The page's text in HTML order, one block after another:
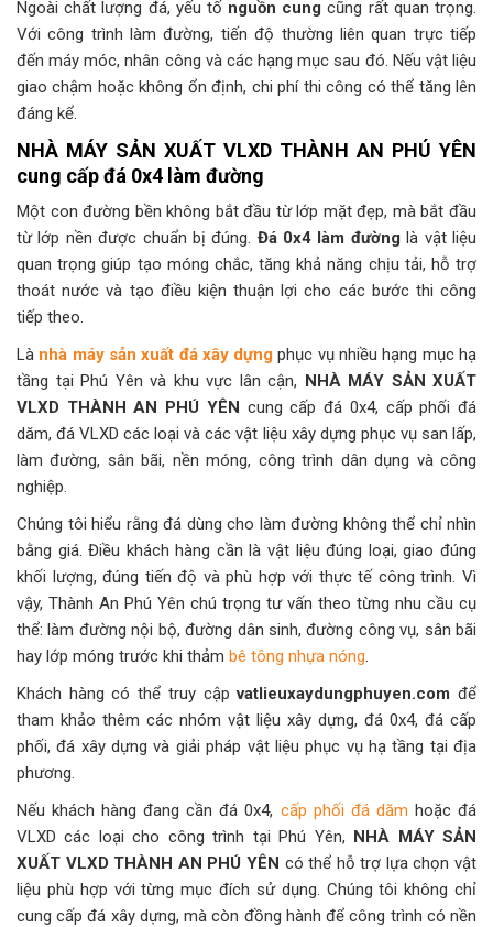
Ngoài chất lượng đá, yếu tố nguồn cung cũng rất quan trọng.
Với công trình làm đường, tiến độ thường liên quan trực tiếp
đến máy móc, nhân công và các hạng mục sau đó. Nếu vật liệu
giao chậm hoặc không ổn định, chi phí thi công có thể tăng lên
đáng kể.
NHÀ MÁY SẢN XUẤT VLXD THÀNH AN PHÚ YÊN
cung cấp đá 0x4 làm đường
Một con đường bền không bắt đầu từ lớp mặt đẹp, mà bắt đầu
từ lớp nền được chuẩn bị đúng. Đá 0x4 làm đường là vật liệu
quan trọng giúp tạo móng chắc, tăng khả năng chịu tải, hỗ trợ
thoát nước và tạo điều kiện thuận lợi cho các bước thi công
tiếp theo.
Là nhà máy sản xuất đá xây dựng phục vụ nhiều hạng mục hạ
tầng tại Phú Yên và khu vực lân cận, NHÀ MÁY SẢN XUẤT
VLXD THÀNH AN PHÚ YÊN cung cấp đá 0x4, cấp phối đá
dăm, đá VLXD các loại và các vật liệu xây dựng phục vụ san lấp,
làm đường, sân bãi, nền móng, công trình dân dụng và công
nghiệp.
Chúng tôi hiểu rằng đá dùng cho làm đường không thể chỉ nhìn
bằng giá. Điều khách hàng cần là vật liệu đúng loại, giao đúng
khối lượng, đúng tiến độ và phù hợp với thực tế công trình. Vì
vậy, Thành An Phú Yên chú trọng tư vấn theo từng nhu cầu cụ
thể: làm đường nội bộ, đường dân sinh, đường công vụ, sân bãi
hay lớp móng trước khi thảm bê tông nhựa nóng.
Khách hàng có thể truy cậpvatlieuxaydungphuyen.com để
tham khảo thêm các nhóm vật liệu xây dựng, đá 0x4, đá cấp
phối, đá xây dựng và giải pháp vật liệu phục vụ hạ tầng tại địa
phương.
Nếu khách hàng đang cần đá 0x4, cấp phối đá dăm hoặc đá
VLXD các loại cho công trình tại Phú Yên, NHÀ MÁY SẢN
XUẤT VLXD THÀNH AN PHÚ YÊN có thể hỗ trợ lựa chọn vật
liệu phù hợp với từng mục đích sử dụng. Chúng tôi không chỉ
cung cấp đá xây dựng, mà còn đồng hành để công trình có nền